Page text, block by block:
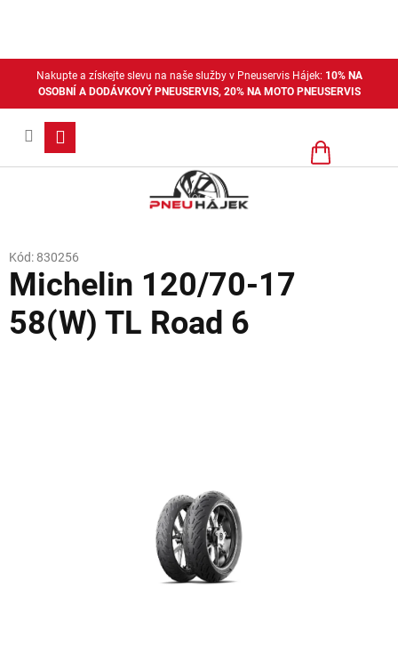
Nakupte a získejte slevu na naše služby v Pneuservis Hájek: 10% NA
OSOBNÍ A DODÁVKOVÝ PNEUSERVIS, 20% NA MOTO PNEUSERVIS
Nákupní
Michelin 120/70-17
58(W) TL Road 6
Kód: 830256